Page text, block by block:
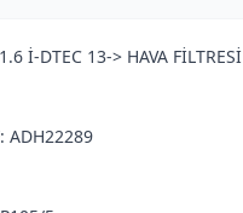
İ-DTEC 13-> HAVA FİLTRESİ
ADH22289